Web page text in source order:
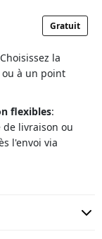
Gratuit
la
ou à un point
flexibles:
de livraison ou
l'envoi via